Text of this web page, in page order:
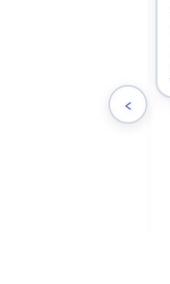
‹
sécurité totale
d'€, rien que